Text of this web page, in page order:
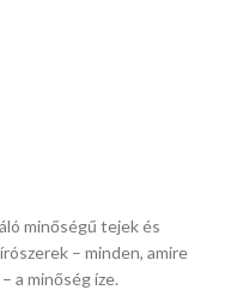
minőségű tejek és
– minden, amire
a minőség íze.